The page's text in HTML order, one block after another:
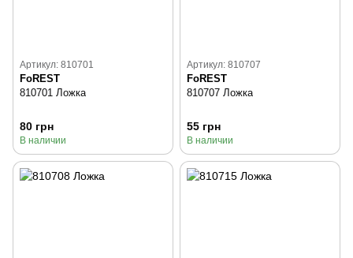
Артикул: 810701
FoREST
810701 Ложка
80 грн
В наличии
Артикул: 810707
FoREST
810707 Ложка
55 грн
В наличии